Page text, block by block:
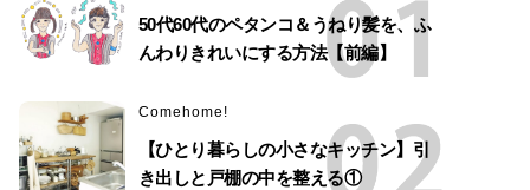
50代60代のペタンコ＆うねり髪を、ふ
んわりきれいにする方法【前編】
Comehome!
【ひとり暮らしの小さなキッチン】引
き出しと戸棚の中を整える①